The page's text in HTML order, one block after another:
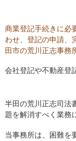
商業登記手続きに必
わせ、登記の申請、
田市の荒川正志事務
会社登記や不動産登
半田の荒川正志司法
題を解消すべく業務
当事務所は、困難を